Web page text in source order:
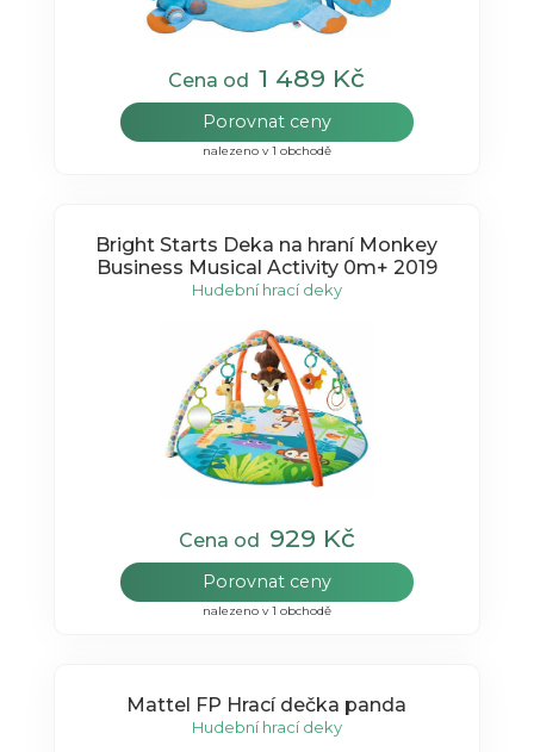
Cena od1 489 Kč
Porovnat ceny
nalezeno v 1 obchodě
Bright Starts Deka na hraní Monkey
Business Musical Activity 0m+ 2019
Hudební hrací deky
Cena od 929 Kč
Porovnat ceny
nalezeno v 1 obchodě
Mattel FP Hrací dečka panda
Hudební hrací deky